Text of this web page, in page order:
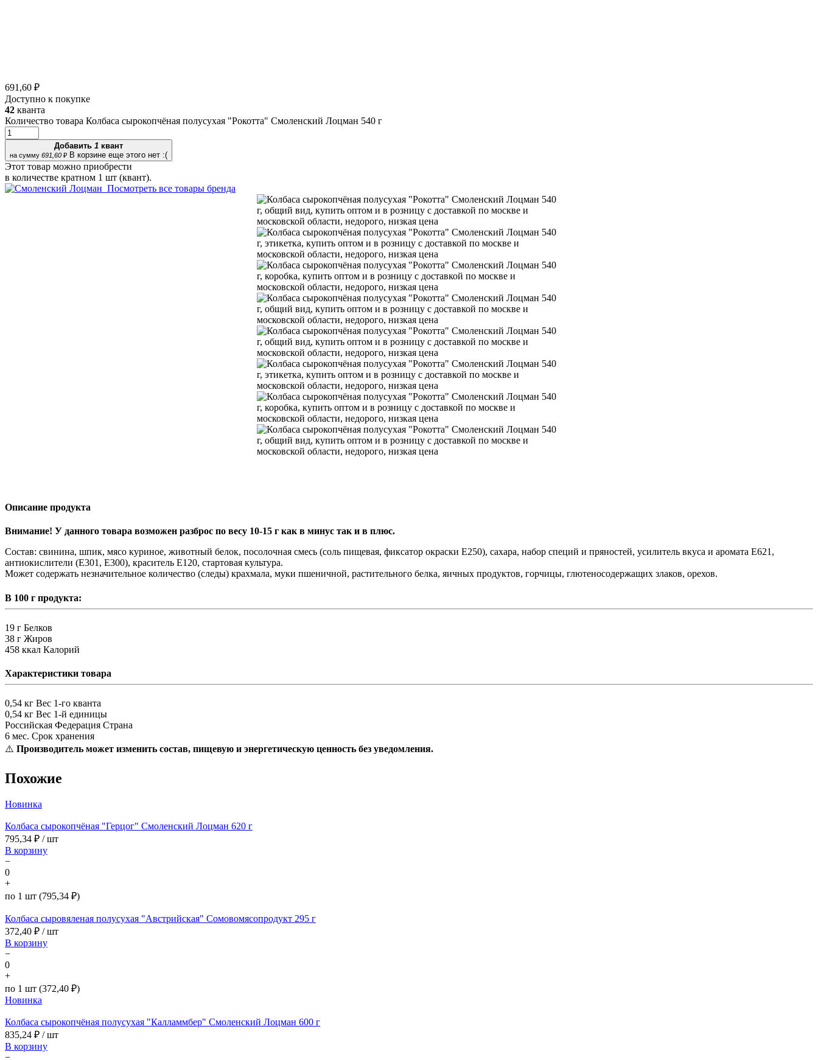
691,60 ₽
Доступно к покупке
42 кванта
Количество товара Колбаса сырокопчёная полусухая "Рокотта" Смоленский Лоцман 540 г
Добавить 1 квант
на сумму 691,60 ₽ В корзине еще этого нет :(
Этот товар можно приобрести
в количестве кратном 1 шт (квант).
Посмотреть все товары бренда
Описание продукта
Внимание! У данного товара возможен разброс по весу 10-15 г как в минус так и в плюс.
Состав: свинина, шпик, мясо куриное, животный белок, посолочная смесь (соль пищевая, фиксатор окраски E250), сахара, набор специй и пряностей, усилитель вкуса и аромата E621,
антиокислители (E301, E300), краситель E120, стартовая культура.
Может содержать незначительное количество (следы) крахмала, муки пшеничной, растительного белка, яичных продуктов, горчицы, глютеносодержащих злаков, орехов.
В 100 г продукта:
19 г Белков
38 г Жиров
458 ккал Калорий
Характеристики товара
0,54 кг Вес 1-го кванта
0,54 кг Вес 1-й единицы
Российская Федерация Страна
6 мес. Срок хранения
⚠️ Производитель может изменить состав, пищевую и энергетическую ценность без уведомления.
Похожие
Новинка
Колбаса сырокопчёная "Герцог" Смоленский Лоцман 620 г
795,34 ₽ / шт
В корзину
−
0
+
по 1 шт (795,34 ₽)
Колбаса сыровяленая полусухая "Австрийская" Сомовомясопродукт 295 г
372,40 ₽ / шт
В корзину
−
0
+
по 1 шт (372,40 ₽)
Новинка
Колбаса сырокопчёная полусухая "Калламмбер" Смоленский Лоцман 600 г
835,24 ₽ / шт
В корзину
−